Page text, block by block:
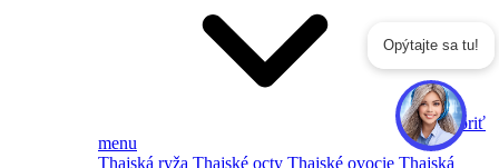
Otvoriť
menu
Thajská ryža Thajské octy Thajské ovocie Thajská
Opýtajte sa tu!